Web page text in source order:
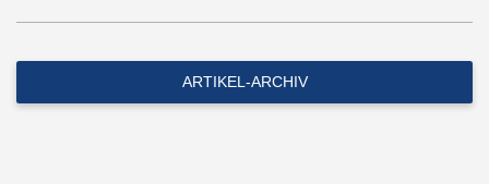
ARTIKEL-ARCHIV